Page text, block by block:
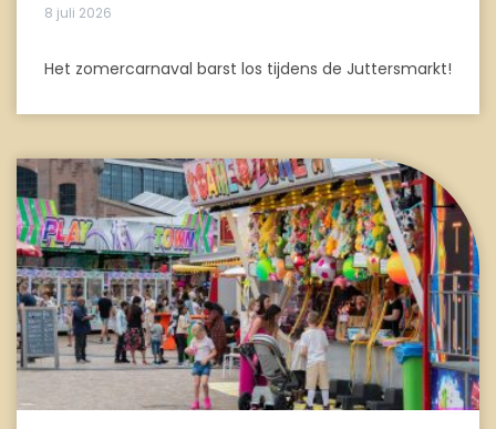
8 juli 2026
Het zomercarnaval barst los tijdens de Juttersmarkt!